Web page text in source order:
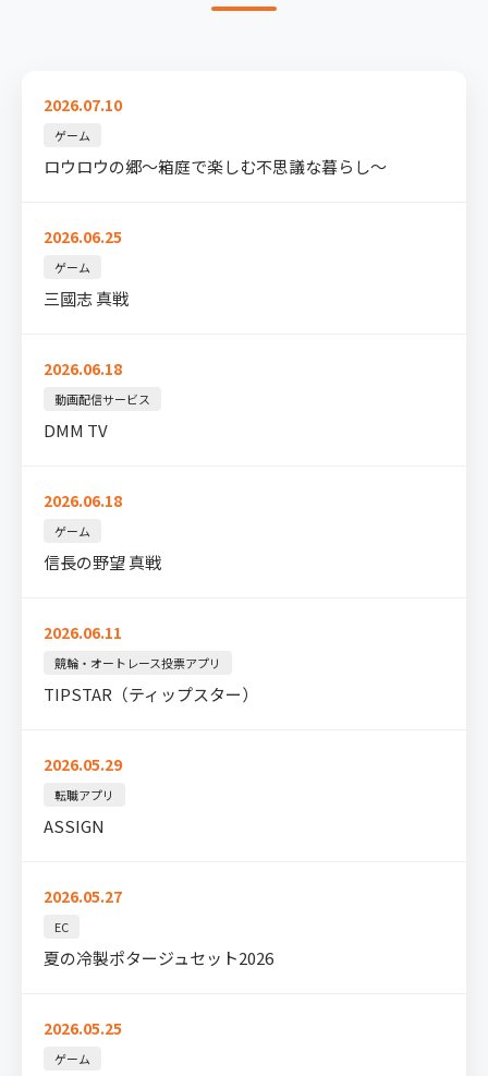
2026.07.10
ゲーム
ロウロウの郷～箱庭で楽しむ不思議な暮らし～
2026.06.25
ゲーム
三國志 真戦
2026.06.18
動画配信サービス
DMM TV
2026.06.18
ゲーム
信長の野望 真戦
2026.06.11
競輪・オートレース投票アプリ
TIPSTAR（ティップスター）
2026.05.29
転職アプリ
ASSIGN
2026.05.27
EC
夏の冷製ポタージュセット2026
2026.05.25
ゲーム